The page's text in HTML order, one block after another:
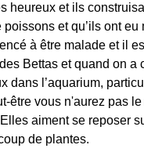
heureux et ils
et qu’ils ont
à être malade et il
Bettas et quand on
dans l’aquarium,
être vous n'aurez pas
aiment se reposer
de plantes.